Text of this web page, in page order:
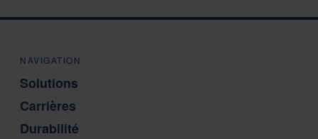
NAVIGATION
Solutions
Carrières
Durabilité